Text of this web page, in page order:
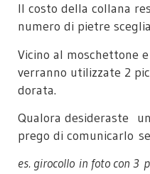
Il costo della collana
numero di pietre
Vicino al moschettone
verranno utilizzate 2
dorata.
Qualora desideraste
prego di comunicarlo
es. girocollo in foto con 3